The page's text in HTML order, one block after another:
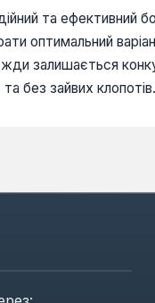
та ефективний
оптимальний
залишається
без зайвих